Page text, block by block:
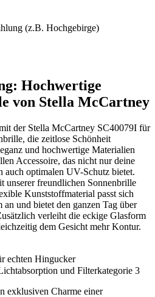
(z.B. Hochgebirge)
Hochwertige
von Stella McCartney
der Stella McCartney SC40079I für
die zeitlose Schönheit
und hochwertige Materialien
Accessoire, das nicht nur deine
auch optimalen UV-Schutz bietet.
freundlichen Sonnenbrille
Kunststoffmaterial passt sich
und bietet den ganzen Tag über
verleiht die eckige Glasform
dem Gesicht mehr Kontur.
echten Hingucker
und Filterkategorie 3
exklusiven Charme einer